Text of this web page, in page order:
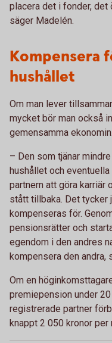
placera det i fonder, det
säger Madelén.
Kompensera
hushållet
Om man lever
mycket bör man också
gemensamma ekonomin.
– Den som tjänar
hushållet och
partnern att göra karriär
stått tillbaka. Det tycker
kompenseras för.
pensionsrätter och
egendom i den andres
kompensera den andra,
Om en
premiepension under
registrerade partner
knappt 2 050 kronor